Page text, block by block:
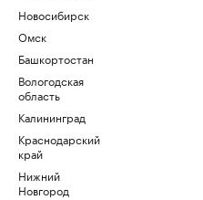
Новосибирск
Омск
Башкортостан
Вологодская
область
Калининград
Краснодарский
край
Нижний
Новгород